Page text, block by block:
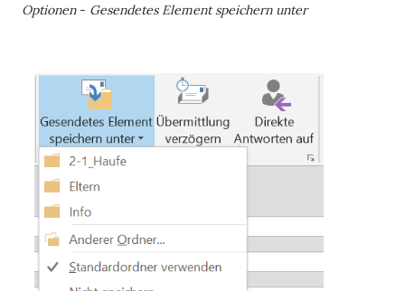
Optionen- Gesendetes Element speichern unter